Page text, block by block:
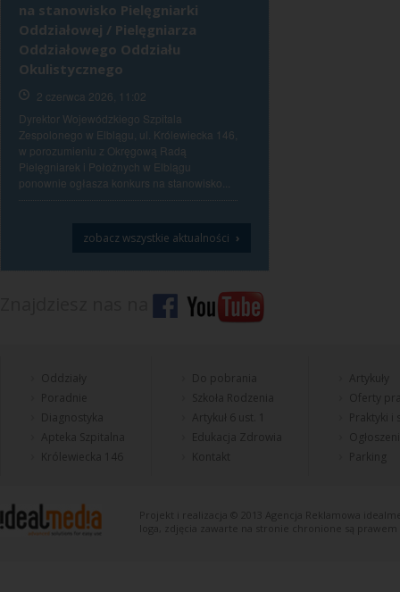
na stanowisko Pielęgniarki
Oddziałowej / Pielęgniarza
Oddziałowego Oddziału
Okulistycznego
2 czerwca 2026, 11:02
Dyrektor Wojewódzkiego Szpitala
Zespolonego w Elblągu, ul. Królewiecka 146,
w porozumieniu z Okręgową Radą
Pielęgniarek i Położnych w Elblągu
ponownie ogłasza konkurs na stanowisko...
zobacz wszystkie aktualności ›
Poradnie
Diagnostyka
Apteka Szpitalna
Królewiecka 146
Do pobrania
Artykuł 6 ust. 1
Edukacja Zdrowia
Artykuły
Oferty
Praktyki
Parking
Projekt i realizacja © 2013 Agencja Reklamowa
loga, zdjęcia zawarte na stronie chronione są